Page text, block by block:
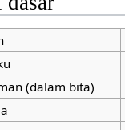
(dalam bita)